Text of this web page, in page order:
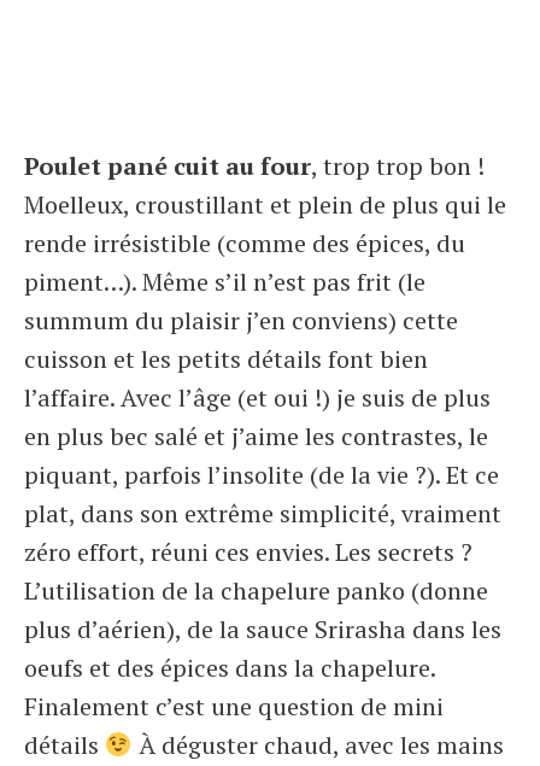
Poulet pané cuit au four, trop trop bon !
Moelleux, croustillant et plein de plus qui le
rende irrésistible (comme des épices, du
piment…). Même s’il n’est pas frit (le
summum du plaisir j’en conviens) cette
cuisson et les petits détails font bien
l’affaire. Avec l’âge (et oui !) je suis de plus
en plus bec salé et j’aime les contrastes, le
piquant, parfois l’insolite (de la vie ?). Et ce
plat, dans son extrême simplicité, vraiment
zéro effort, réuni ces envies. Les secrets ?
L’utilisation de la chapelure panko (donne
plus d’aérien), de la sauce Srirasha dans les
oeufs et des épices dans la chapelure.
Finalement c’est une question de mini
détails
À déguster chaud, avec les mains